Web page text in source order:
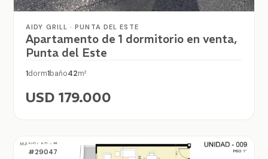
AIDY GRILL · PUNTA DEL ESTE
Apartamento de 1 dormitorio en venta,
Punta del Este
1dorm1baño42m²
USD 179.000
#29047